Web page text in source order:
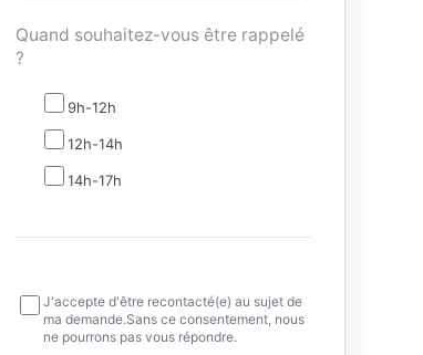
Quand souhaitez-vous être rappelé
?
9h-12h
12h-14h
14h-17h
J'accepte d'être recontacté(e) au sujet de
ma demande.Sans ce consentement, nous
ne pourrons pas vous répondre.